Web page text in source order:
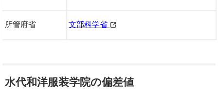
所管府省 文部科学省
水代和洋服装学院の偏差値